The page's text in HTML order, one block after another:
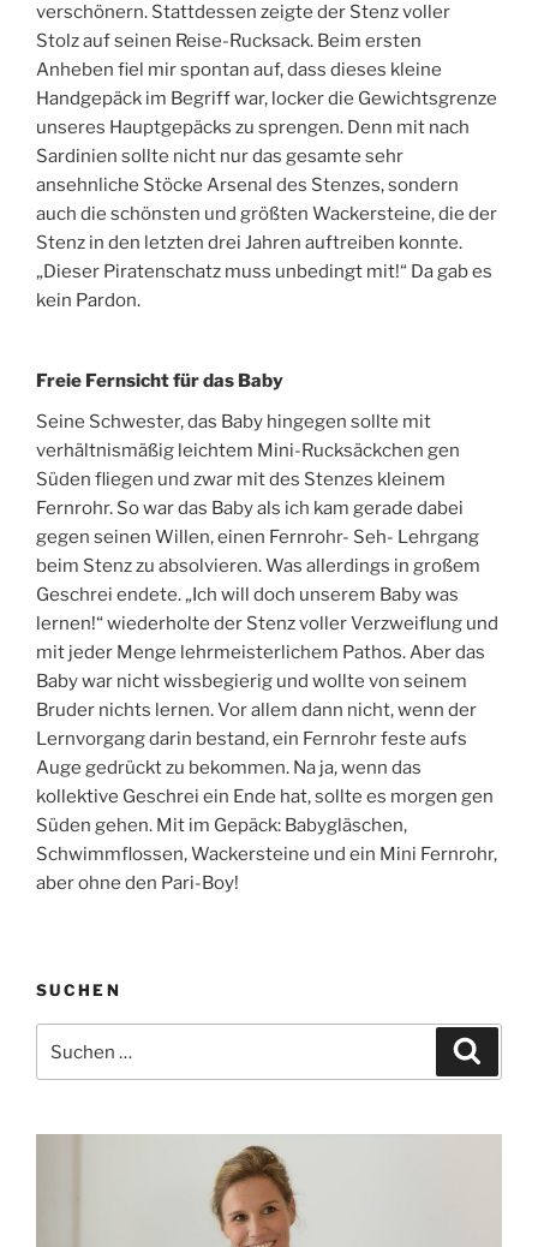
verschönern. Stattdessen zeigte der Stenz voller
Stolz auf seinen Reise-Rucksack. Beim ersten
Anheben fiel mir spontan auf, dass dieses kleine
Handgepäck im Begriff war, locker die Gewichtsgrenze
unseres Hauptgepäcks zu sprengen. Denn mit nach
Sardinien sollte nicht nur das gesamte sehr
ansehnliche Stöcke Arsenal des Stenzes, sondern
auch die schönsten und größten Wackersteine, die der
Stenz in den letzten drei Jahren auftreiben konnte.
„Dieser Piratenschatz muss unbedingt mit!“ Da gab es
kein Pardon.
Freie Fernsicht für das Baby
Seine Schwester, das Baby hingegen sollte mit
verhältnismäßig leichtem Mini-Rucksäckchen gen
Süden fliegen und zwar mit des Stenzes kleinem
Fernrohr. So war das Baby als ich kam gerade dabei
gegen seinen Willen, einen Fernrohr- Seh- Lehrgang
beim Stenz zu absolvieren. Was allerdings in großem
Geschrei endete. „Ich will doch unserem Baby was
lernen!“ wiederholte der Stenz voller Verzweiflung und
mit jeder Menge lehrmeisterlichem Pathos. Aber das
Baby war nicht wissbegierig und wollte von seinem
Bruder nichts lernen. Vor allem dann nicht, wenn der
Lernvorgang darin bestand, ein Fernrohr feste aufs
Auge gedrückt zu bekommen. Na ja, wenn das
kollektive Geschrei ein Ende hat, sollte es morgen gen
Süden gehen. Mit im Gepäck: Babygläschen,
Schwimmflossen, Wackersteine und ein Mini Fernrohr,
aber ohne den Pari-Boy!
SUCHEN
nach: